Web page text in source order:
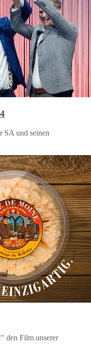
SA und seinen
den Film unserer